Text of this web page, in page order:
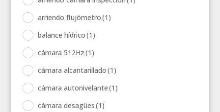
arriendo flujómetro(1)
balance hídrico(1)
cámara 512Hz(1)
cámara alcantarillado(1)
cámara autonivelante(1)
cámara desagües(1)